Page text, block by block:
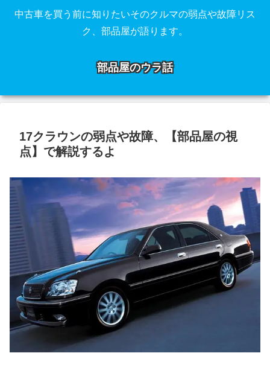
中古車を買う前に知りたいそのクルマの弱点や故障リス
ク、部品屋が語ります。
部品屋のウラ話
17クラウンの弱点や故障、【部品屋の視
点】で解説するよ